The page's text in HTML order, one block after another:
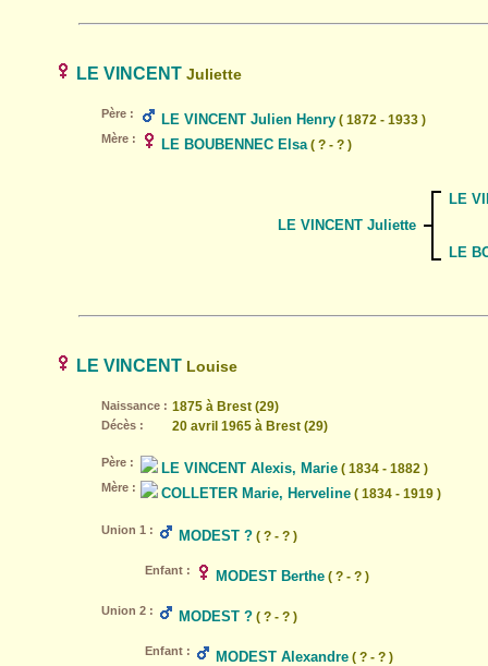
LE VINCENT Juliette
Père : LE VINCENT Julien Henry ( 1872 - 1933 )
Mère : LE BOUBENNEC Elsa( ? - ? )
LE VINCENT Juliette
LE
LE
LE VINCENT Louise
Naissance : 1875 à Brest (29)
Décès : 20 avril 1965 à Brest (29)
Père : LE VINCENT Alexis, Marie ( 1834 - 1882 )
Mère : COLLETER Marie, Herveline ( 1834 - 1919 )
Union 1 : MODEST ? ( ? - ? )
Enfant : MODEST Berthe ( ? - ? )
Union 2 : MODEST ? ( ? - ? )
Enfant : MODEST Alexandre ( ? - ? )